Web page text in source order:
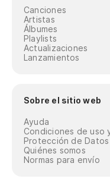
Canciones
Artistas
Álbumes
Playlists
Actualizaciones
Lanzamientos
Sobre el sitio web
Ayuda
Condiciones de uso
Protección de Datos
Quiénes somos
Normas para envío